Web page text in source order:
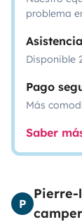
problema
Disponible
Pago
Más
Saber
P
Pierre-